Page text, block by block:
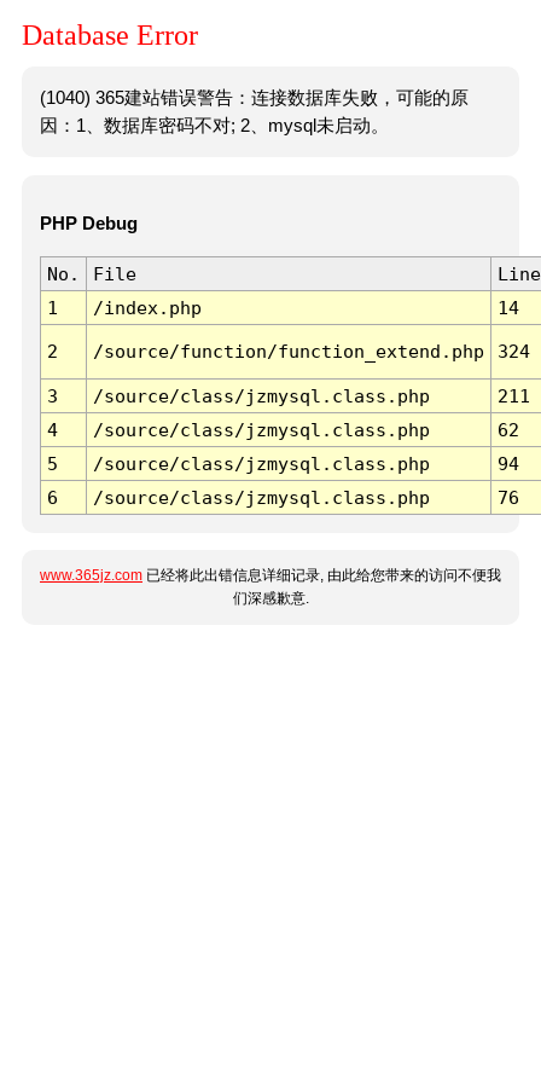
Database Error
(1040) 365建站错误警告：连接数据库失败，可能的原
因：1、数据库密码不对; 2、mysql未启动。
PHP Debug
No. File
Line
1
/index.php 14
2 /source/function/function_extend.php 324
3 /source/class/jzmysql.class.php
211
4
/source/class/jzmysql.class.php
62
5
/source/class/jzmysql.class.php
94
6
/source/class/jzmysql.class.php 76
www.365jz.com 已经将此出错信息详细记录, 由此给您带来的访问不便我
们深感歉意.